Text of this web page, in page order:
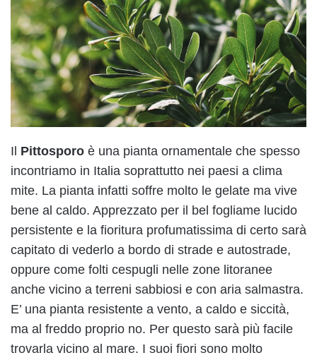
Il Pittosporo è una pianta ornamentale che spesso
incontriamo in Italia soprattutto nei paesi a clima
mite. La pianta infatti soffre molto le gelate ma vive
bene al caldo. Apprezzato per il bel fogliame lucido
persistente e la fioritura profumatissima di certo sarà
capitato di vederlo a bordo di strade e autostrade,
oppure come folti cespugli nelle zone litoranee
anche vicino a terreni sabbiosi e con aria salmastra.
E’ una pianta resistente a vento, a caldo e siccità,
ma al freddo proprio no. Per questo sarà più facile
trovarla vicino al mare. I suoi fiori sono molto